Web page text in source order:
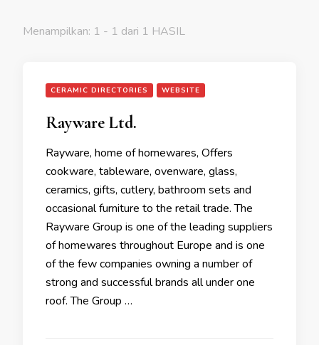
Menampilkan: 1 - 1 dari 1 HASIL
CERAMIC DIRECTORIES WEBSITE
Rayware Ltd.
Rayware, home of homewares, Offers
cookware, tableware, ovenware, glass,
ceramics, gifts, cutlery, bathroom sets and
occasional furniture to the retail trade. The
Rayware Group is one of the leading suppliers
of homewares throughout Europe and is one
of the few companies owning a number of
strong and successful brands all under one
roof. The Group …